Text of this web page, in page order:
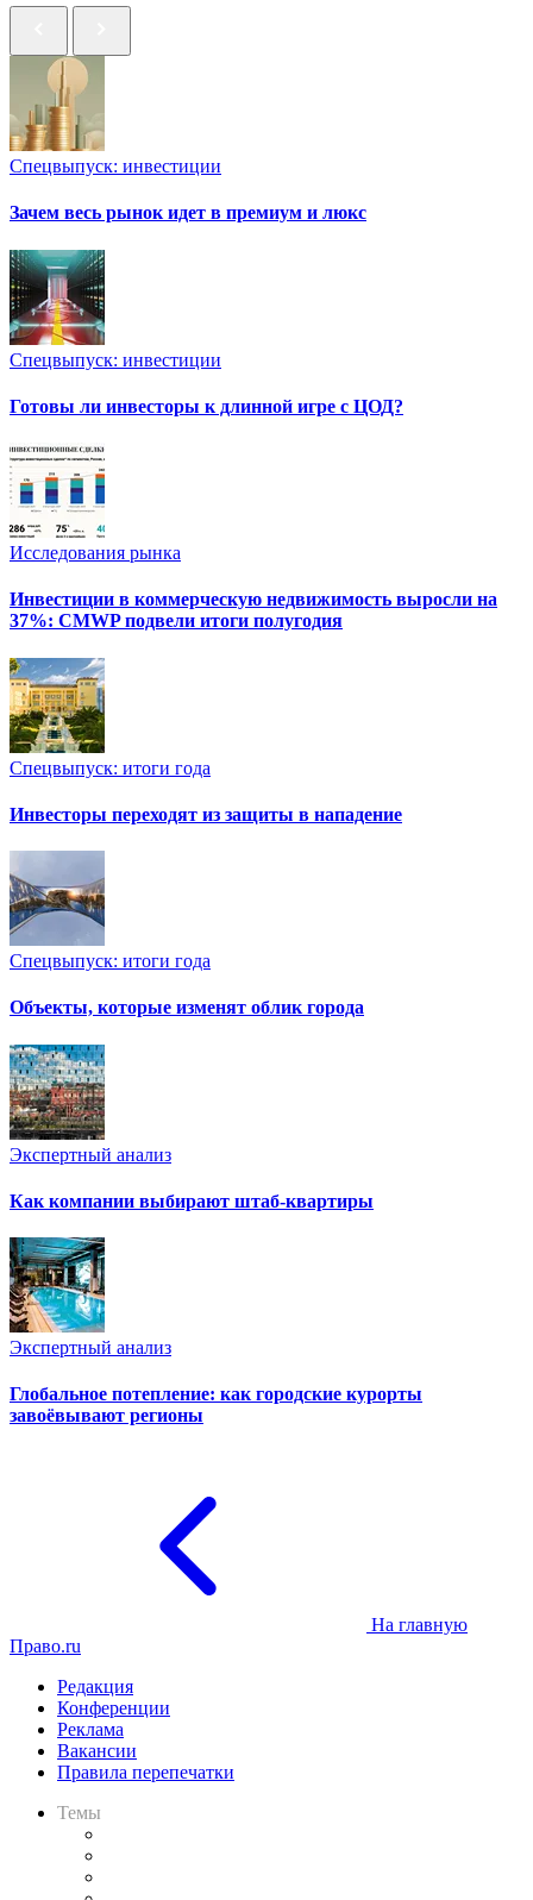
Спецвыпуск: инвестиции
Зачем весь рынок идет в премиум и люкс
Спецвыпуск: инвестиции
Готовы ли инвесторы к длинной игре с ЦОД?
Исследования рынка
Инвестиции в коммерческую недвижимость выросли на
37%: CMWP подвели итоги полугодия
Спецвыпуск: итоги года
Инвесторы переходят из защиты в нападение
Спецвыпуск: итоги года
Объекты, которые изменят облик города
Экспертный анализ
Как компании выбирают штаб-квартиры
Экспертный анализ
Глобальное потепление: как городские курорты
завоёвывают регионы
На главную
Право.ru
Редакция
Конференции
Реклама
Вакансии
Правила перепечатки
Темы